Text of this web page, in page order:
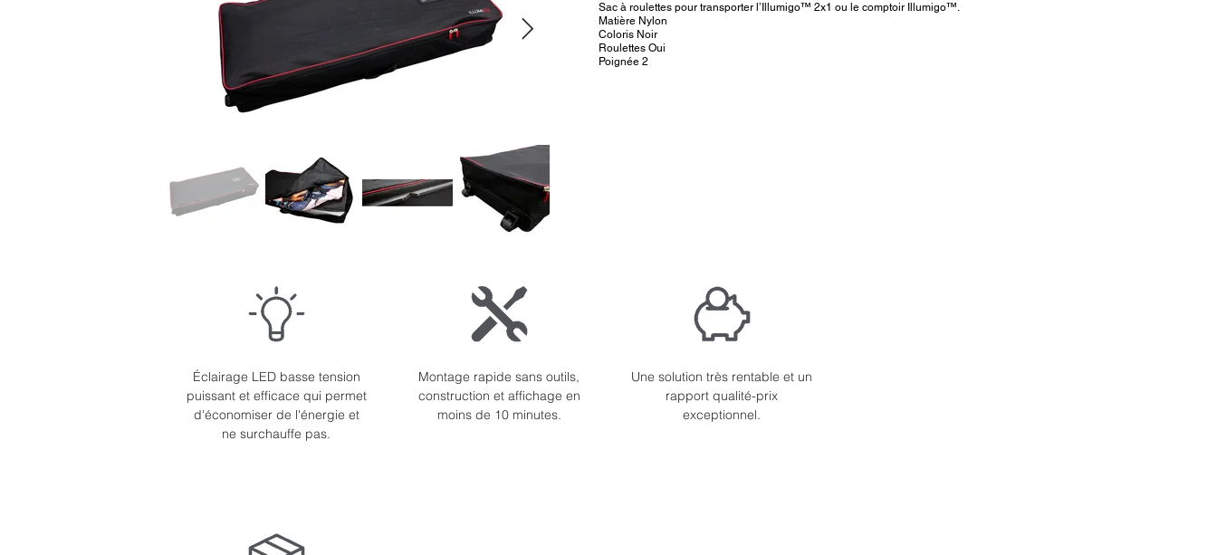
Sac à roulettes pour transporter l’Illumigo™ 2x1 ou le comptoir Illumigo™.
Matière Nylon
Coloris Noir
Roulettes Oui
Poignée 2
Éclairage LED basse tension
puissant et efficace qui permet
d'économiser de l'énergie et
ne surchauffe pas.
Montage rapide sans outils,
construction et affichage en
moins de 10 minutes.
Une solution très rentable et un
rapport qualité-prix
exceptionnel.